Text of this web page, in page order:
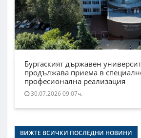
Бургаският държавен
продължава приема в
професионална реализация
30.07.2026 09:07ч.
ВИЖТЕ ВСИЧКИ ПОСЛЕДНИ НОВИНИ